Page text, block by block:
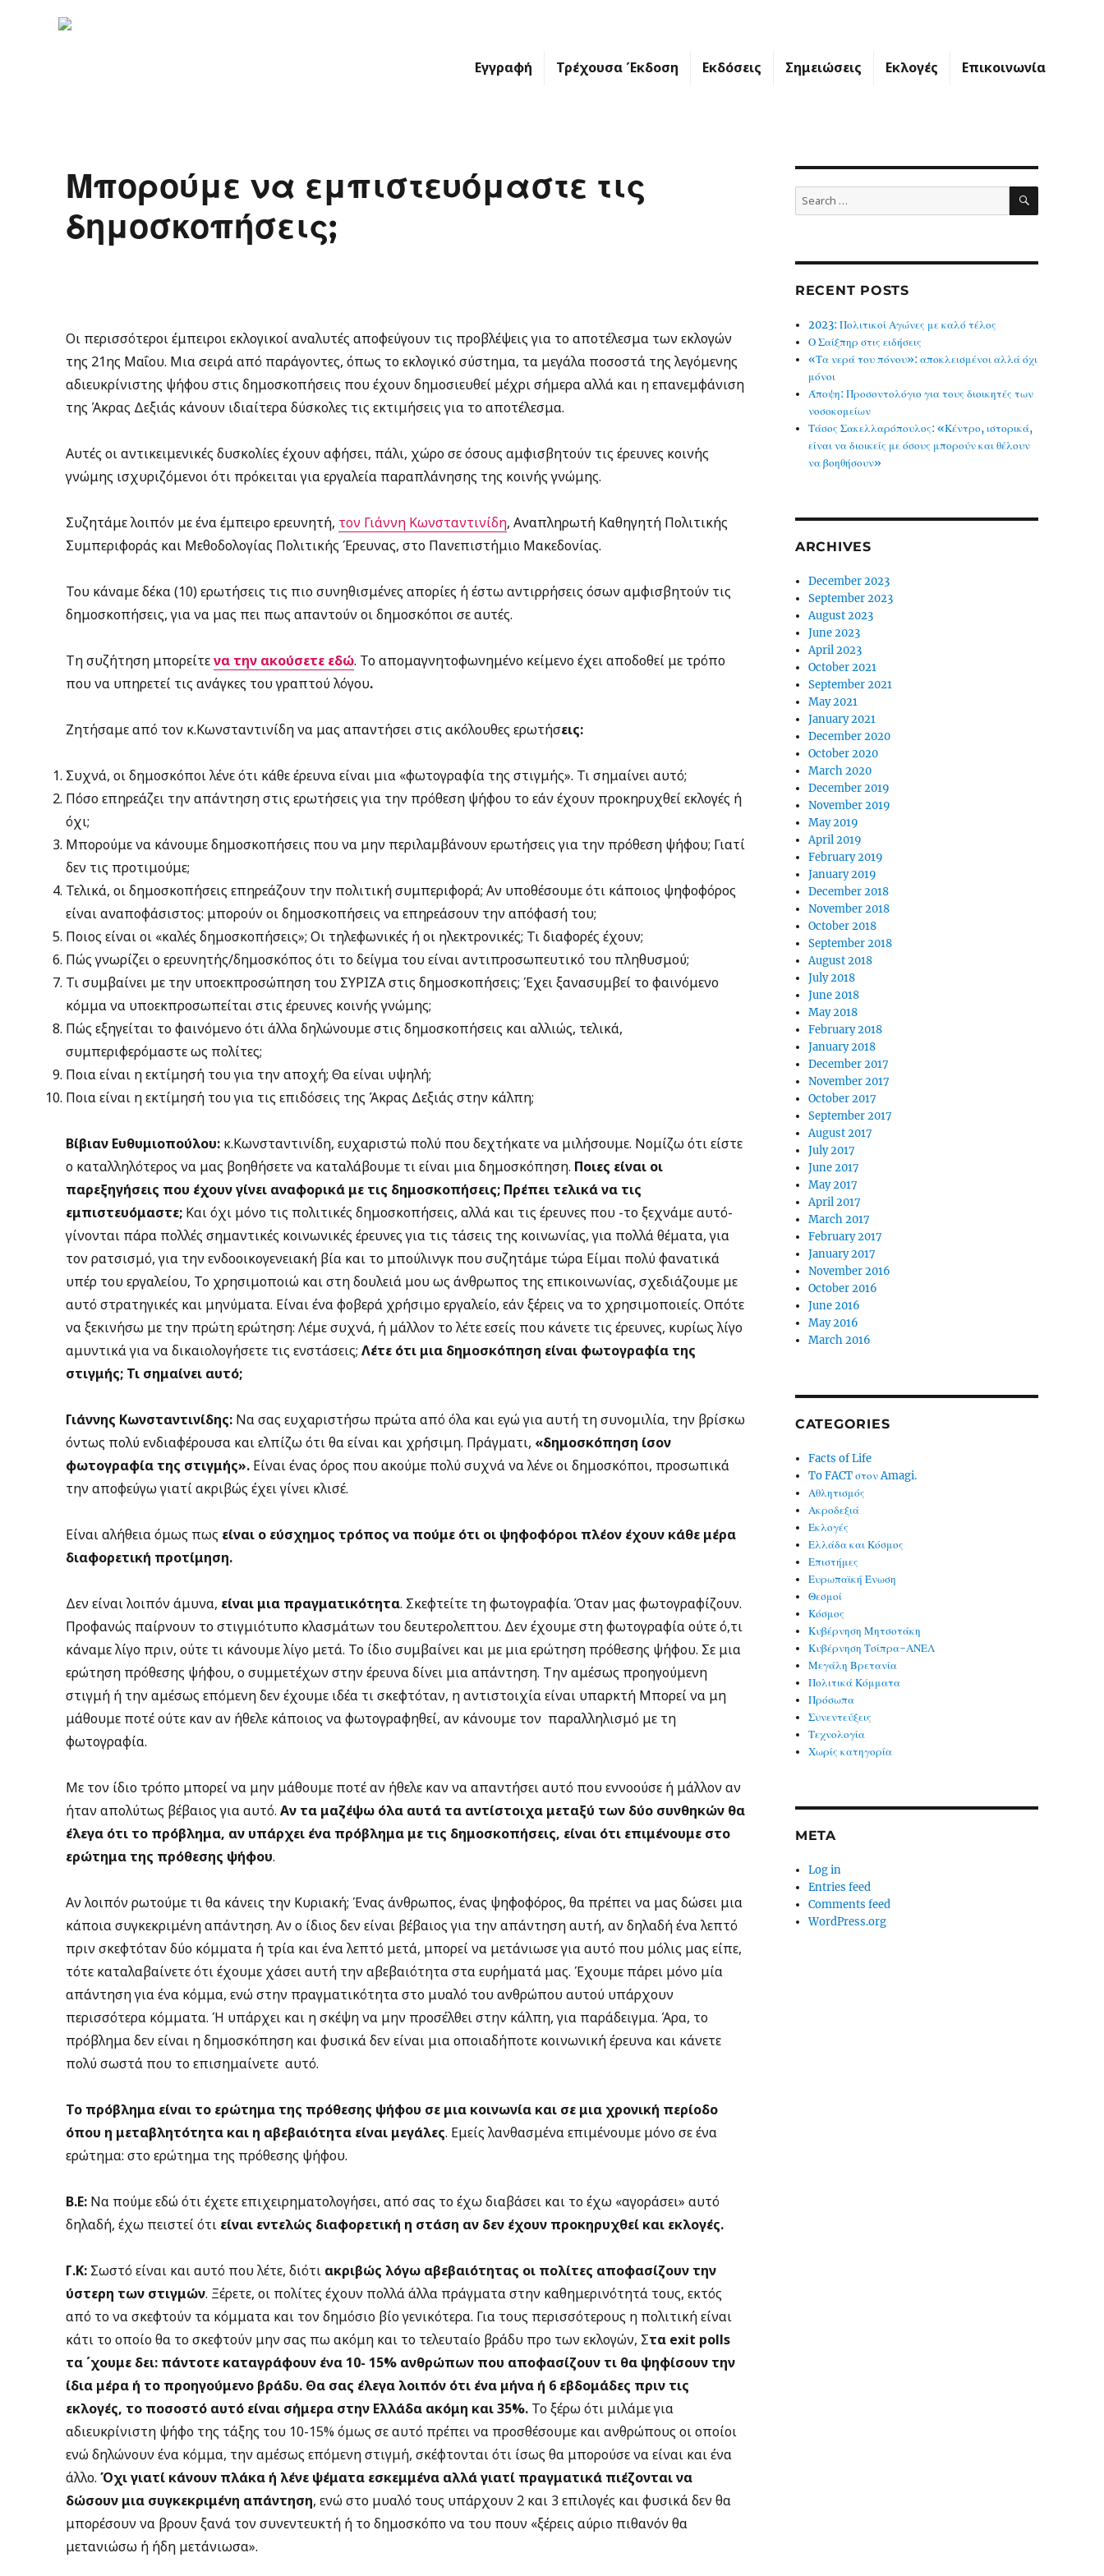
Εγγραφή Τρέχουσα Έκδοση Εκδόσεις Σημειώσεις Εκλογές Επικοινωνία
Μπορούμε να εμπιστευόμαστε τις
δημοσκοπήσεις;
Οι περισσότεροι έμπειροι εκλογικοί αναλυτές αποφεύγουν τις προβλέψεις για το αποτέλεσμα των εκλογών
της 21ης Μαΐου. Μια σειρά από παράγοντες, όπως το εκλογικό σύστημα, τα μεγάλα ποσοστά της λεγόμενης
αδιευκρίνιστης ψήφου στις δημοσκοπήσεις που έχουν δημοσιευθεί μέχρι σήμερα αλλά και η επανεμφάνιση
της Άκρας Δεξιάς κάνουν ιδιαίτερα δύσκολες τις εκτιμήσεις για το αποτέλεσμα.
Αυτές οι αντικειμενικές δυσκολίες έχουν αφήσει, πάλι, χώρο σε όσους αμφισβητούν τις έρευνες κοινής
γνώμης ισχυριζόμενοι ότι πρόκειται για εργαλεία παραπλάνησης της κοινής γνώμης.
Συζητάμε λοιπόν με ένα έμπειρο ερευνητή, τον Γιάννη Κωνσταντινίδη, Αναπληρωτή Καθηγητή Πολιτικής
Συμπεριφοράς και Μεθοδολογίας Πολιτικής Έρευνας, στο Πανεπιστήμιο Μακεδονίας.
Του κάναμε δέκα (10) ερωτήσεις τις πιο συνηθισμένες απορίες ή έστω αντιρρήσεις όσων αμφισβητούν τις
δημοσκοπήσεις, για να μας πει πως απαντούν οι δημοσκόποι σε αυτές.
Τη συζήτηση μπορείτενα την ακούσετε εδώ. Το απομαγνητοφωνημένο κείμενο έχει αποδοθεί με τρόπο
που να υπηρετεί τις ανάγκες του γραπτού λόγου.
Ζητήσαμε από τον κ.Κωνσταντινίδη να μας απαντήσει στις ακόλουθες ερωτήσεις:
Συχνά, οι δημοσκόποι λένε ότι κάθε έρευνα είναι μια «φωτογραφία της στιγμής». Τι σημαίνει αυτό;
Πόσο επηρεάζει την απάντηση στις ερωτήσεις για την πρόθεση ψήφου το εάν έχουν προκηρυχθεί εκλογές ή
όχι;
Μπορούμε να κάνουμε δημοσκοπήσεις που να μην περιλαμβάνουν ερωτήσεις για την πρόθεση ψήφου; Γιατί
δεν τις προτιμούμε;
Τελικά, οι δημοσκοπήσεις επηρεάζουν την πολιτική συμπεριφορά; Αν υποθέσουμε ότι κάποιος ψηφοφόρος
είναι αναποφάσιστος: μπορούν οι δημοσκοπήσεις να επηρεάσουν την απόφασή του;
Ποιος είναι οι «καλές δημοσκοπήσεις»; Οι τηλεφωνικές ή οι ηλεκτρονικές; Τι διαφορές έχουν;
Πώς γνωρίζει ο ερευνητής/δημοσκόπος ότι το δείγμα του είναι αντιπροσωπευτικό του πληθυσμού;
Τι συμβαίνει με την υποεκπροσώπηση του ΣΥΡΙΖΑ στις δημοσκοπήσεις; Έχει ξανασυμβεί το φαινόμενο
κόμμα να υποεκπροσωπείται στις έρευνες κοινής γνώμης;
Πώς εξηγείται το φαινόμενο ότι άλλα δηλώνουμε στις δημοσκοπήσεις και αλλιώς, τελικά,
συμπεριφερόμαστε ως πολίτες;
Ποια είναι η εκτίμησή του για την αποχή; Θα είναι υψηλή;
Ποια είναι η εκτίμησή του για τις επιδόσεις της Άκρας Δεξιάς στην κάλπη;
Βίβιαν Ευθυμιοπούλου: κ.Κωνσταντινίδη, ευχαριστώ πολύ που δεχτήκατε να μιλήσουμε. Νομίζω ότι είστε
ο καταλληλότερος να μας βοηθήσετε να καταλάβουμε τι είναι μια δημοσκόπηση. Ποιες είναι οι
παρεξηγήσεις που έχουν γίνει αναφορικά με τις δημοσκοπήσεις; Πρέπει τελικά να τις
εμπιστευόμαστε; Και όχι μόνο τις πολιτικές δημοσκοπήσεις, αλλά και τις έρευνες που -το ξεχνάμε αυτό-
γίνονται πάρα πολλές σημαντικές κοινωνικές έρευνες για τις τάσεις της κοινωνίας, για πολλά θέματα, για
τον ρατσισμό, για την ενδοοικογενειακή βία και το μπούλινγκ που συζητάμε τώρα Είμαι πολύ φανατικά
υπέρ του εργαλείου, Το χρησιμοποιώ και στη δουλειά μου ως άνθρωπος της επικοινωνίας, σχεδιάζουμε με
αυτό στρατηγικές και μηνύματα. Είναι ένα φοβερά χρήσιμο εργαλείο, εάν ξέρεις να το χρησιμοποιείς. Οπότε
να ξεκινήσω με την πρώτη ερώτηση: Λέμε συχνά, ή μάλλον το λέτε εσείς που κάνετε τις έρευνες, κυρίως λίγο
αμυντικά για να δικαιολογήσετε τις ενστάσεις;Λέτε ότι μια δημοσκόπηση είναι φωτογραφία της
στιγμής; Τι σημαίνει αυτό;
Γιάννης Κωνσταντινίδης: Να σας ευχαριστήσω πρώτα από όλα και εγώ για αυτή τη συνομιλία, την βρίσκω
όντως πολύ ενδιαφέρουσα και ελπίζω ότι θα είναι και χρήσιμη. Πράγματι, «δημοσκόπηση ίσον
φωτογραφία της στιγμής». Είναι ένας όρος που ακούμε πολύ συχνά να λένε οι δημοσκόποι, προσωπικά
την αποφεύγω γιατί ακριβώς έχει γίνει κλισέ.
Είναι αλήθεια όμως πως είναι ο εύσχημος τρόπος να πούμε ότι οι ψηφοφόροι πλέον έχουν κάθε μέρα
διαφορετική προτίμηση.
Δεν είναι λοιπόν άμυνα, είναι μια πραγματικότητα. Σκεφτείτε τη φωτογραφία. Όταν μας φωτογραφίζουν.
Προφανώς παίρνουν το στιγμιότυπο κλασμάτων του δευτερολεπτου. Δεν έχουμε στη φωτογραφία ούτε ό,τι
κάναμε λίγο πριν, ούτε τι κάνουμε λίγο μετά. Το ίδιο συμβαίνει και με μια ερώτηση πρόθεσης ψήφου. Σε μια
ερώτηση πρόθεσης ψήφου, ο συμμετέχων στην έρευνα δίνει μια απάντηση. Την αμέσως προηγούμενη
στιγμή ή την αμέσως επόμενη δεν έχουμε ιδέα τι σκεφτόταν, η αντιστοιχία είναι υπαρκτή Μπορεί να μη
μάθουμε ποτέ ούτε καν αν ήθελε κάποιος να φωτογραφηθεί, αν κάνουμε τον παραλληλισμό με τη
φωτογραφία.
Με τον ίδιο τρόπο μπορεί να μην μάθουμε ποτέ αν ήθελε καν να απαντήσει αυτό που εννοούσε ή μάλλον αν
ήταν απολύτως βέβαιος για αυτό.Αν τα μαζέψω όλα αυτά τα αντίστοιχα μεταξύ των δύο συνθηκών θα
έλεγα ότι το πρόβλημα, αν υπάρχει ένα πρόβλημα με τις δημοσκοπήσεις, είναι ότι επιμένουμε στο
ερώτημα της πρόθεσης ψήφου.
Αν λοιπόν ρωτούμε τι θα κάνεις την Κυριακή; Ένας άνθρωπος, ένας ψηφοφόρος, θα πρέπει να μας δώσει μια
κάποια συγκεκριμένη απάντηση. Αν ο ίδιος δεν είναι βέβαιος για την απάντηση αυτή, αν δηλαδή ένα λεπτό
πριν σκεφτόταν δύο κόμματα ή τρία και ένα λεπτό μετά, μπορεί να μετάνιωσε για αυτό που μόλις μας είπε,
τότε καταλαβαίνετε ότι έχουμε χάσει αυτή την αβεβαιότητα στα ευρήματά μας. Έχουμε πάρει μόνο μία
απάντηση για ένα κόμμα, ενώ στην πραγματικότητα στο μυαλό του ανθρώπου αυτού υπάρχουν
περισσότερα κόμματα. Ή υπάρχει και η σκέψη να μην προσέλθει στην κάλπη, για παράδειγμα. Άρα, το
πρόβλημα δεν είναι η δημοσκόπηση και φυσικά δεν είναι μια οποιαδήποτε κοινωνική έρευνα και κάνετε
πολύ σωστά που το επισημαίνετε αυτό.
Το πρόβλημα είναι το ερώτημα της πρόθεσης ψήφου σε μια κοινωνία και σε μια χρονική περίοδο
όπου η μεταβλητότητα και η αβεβαιότητα είναι μεγάλες. Εμείς λανθασμένα επιμένουμε μόνο σε ένα
ερώτημα: στο ερώτημα της πρόθεσης ψήφου.
Β.Ε: Να πούμε εδώ ότι έχετε επιχειρηματολογήσει, από σας το έχω διαβάσει και το έχω «αγοράσει» αυτό
δηλαδή, έχω πειστεί ότι είναι εντελώς διαφορετική η στάση αν δεν έχουν προκηρυχθεί και εκλογές.
Γ.Κ: Σωστό είναι και αυτό που λέτε, διότι ακριβώς λόγω αβεβαιότητας οι πολίτες αποφασίζουν την
ύστερη των στιγμών. Ξέρετε, οι πολίτες έχουν πολλά άλλα πράγματα στην καθημερινότητά τους, εκτός
από το να σκεφτούν τα κόμματα και τον δημόσιο βίο γενικότερα. Για τους περισσότερους η πολιτική είναι
κάτι το οποίο θα το σκεφτούν μην σας πω ακόμη και το τελευταίο βράδυ προ των εκλογών, Στα exit polls
τα ΄χουμε δει: πάντοτε καταγράφουν ένα 10- 15% ανθρώπων που αποφασίζουν τι θα ψηφίσουν την
ίδια μέρα ή το προηγούμενο βράδυ. Θα σας έλεγα λοιπόν ότι ένα μήνα ή 6 εβδομάδες πριν τις
εκλογές, το ποσοστό αυτό είναι σήμερα στην Ελλάδα ακόμη και 35%. Το ξέρω ότι μιλάμε για
αδιευκρίνιστη ψήφο της τάξης του 10-15% όμως σε αυτό πρέπει να προσθέσουμε και ανθρώπους οι οποίοι
ενώ δηλώνουν ένα κόμμα, την αμέσως επόμενη στιγμή, σκέφτονται ότι ίσως θα μπορούσε να είναι και ένα
άλλο.Όχι γιατί κάνουν πλάκα ή λένε ψέματα εσκεμμένα αλλά γιατί πραγματικά πιέζονται να
δώσουν μια συγκεκριμένη απάντηση, ενώ στο μυαλό τους υπάρχουν 2 και 3 επιλογές και φυσικά δεν θα
μπορέσουν να βρουν ξανά τον συνεντευκτή ή το δημοσκόπο να του πουν «ξέρεις αύριο πιθανόν θα
μετανιώσω ή ήδη μετάνιωσα».
Search
for:
SEARCH
RECENT POSTS
2023: Πολιτικοί Αγώνες με καλό τέλος
Ο Σαίξπηρ στις ειδήσεις
«Τα νερά του πόνου»: αποκλεισμένοι αλλά όχι
μόνοι
Άποψη: Προσοντολόγιο για τους διοικητές των
νοσοκομείων
Τάσος Σακελλαρόπουλος: «Κέντρο, ιστορικά,
είναι να διοικείς με όσους μπορούν και θέλουν
να βοηθήσουν»
ARCHIVES
December 2023
September 2023
August 2023
June 2023
April 2023
October 2021
September 2021
May 2021
January 2021
December 2020
October 2020
March 2020
December 2019
November 2019
May 2019
April 2019
February 2019
January 2019
December 2018
November 2018
October 2018
September 2018
August 2018
July 2018
June 2018
May 2018
February 2018
January 2018
December 2017
November 2017
October 2017
September 2017
August 2017
July 2017
June 2017
May 2017
April 2017
March 2017
February 2017
January 2017
November 2016
October 2016
June 2016
May 2016
March 2016
CATEGORIES
Facts of Life
To FACT στον Amagi.
Αθλητισμός
Ακροδεξιά
Εκλογές
Ελλάδα και Κόσμος
Επιστήμες
Ευρωπαϊκή Ένωση
Θεσμοί
Κόσμος
Κυβέρνηση Μητσοτάκη
Κυβέρνηση Τσίπρα-ΑΝΕΛ
Μεγάλη Βρετανία
Πολιτικά Κόμματα
Πρόσωπα
Συνεντεύξεις
Τεχνολογία
Χωρίς κατηγορία
META
Log in
Entries feed
Comments feed
WordPress.org